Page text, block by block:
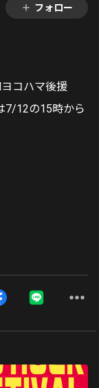
フォロー
コハマ後援
7/12の15時から